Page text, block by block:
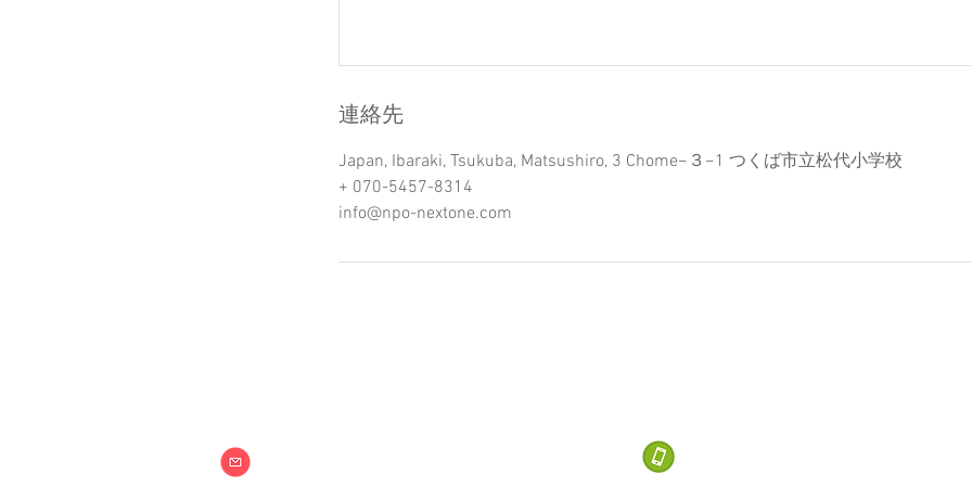
連絡先
Japan, Ibaraki, Tsukuba, Matsushiro, 3 Chome−３−1 つくば市立松代小学校
+ 070-5457-8314
info@npo-nextone.com